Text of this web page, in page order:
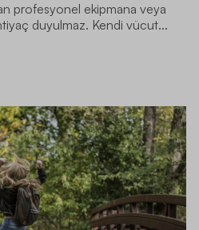
profesyonel ekipmana veya
duyulmaz. Kendi vücut...